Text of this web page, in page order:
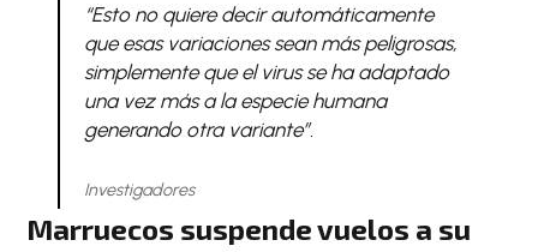
“Esto no quiere decir automáticamente
que esas variaciones sean más peligrosas,
simplemente que el virus se ha adaptado
una vez más a la especie humana
generando otra variante”.
Investigadores
Marruecos suspende vuelos a su